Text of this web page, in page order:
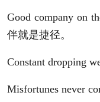
Good company on
伴就是捷径。
Constant dropping
Misfortunes never